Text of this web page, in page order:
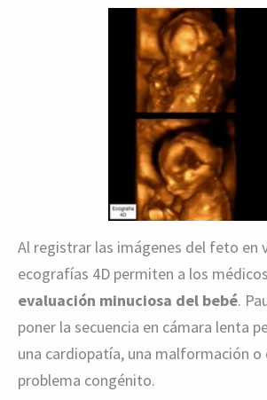
Al registrar las imágenes del feto en
ecografías 4D permiten a los médicos
evaluación minuciosa del bebé.
poner la secuencia en cámara lenta
una cardiopatía, una malformación
problema congénito.